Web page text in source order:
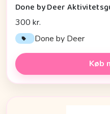
Done by Deer
300 kr.
Done by Deer
Køb